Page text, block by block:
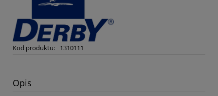
Kod produktu: 1310111
Opis